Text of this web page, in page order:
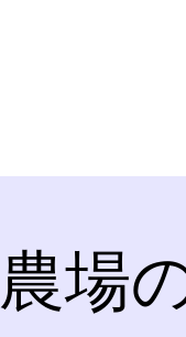
農場